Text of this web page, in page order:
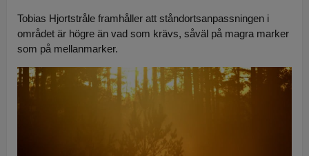
Tobias Hjortstråle framhåller att ståndortsanpassningen i
området är högre än vad som krävs, såväl på magra marker
som på mellanmarker.